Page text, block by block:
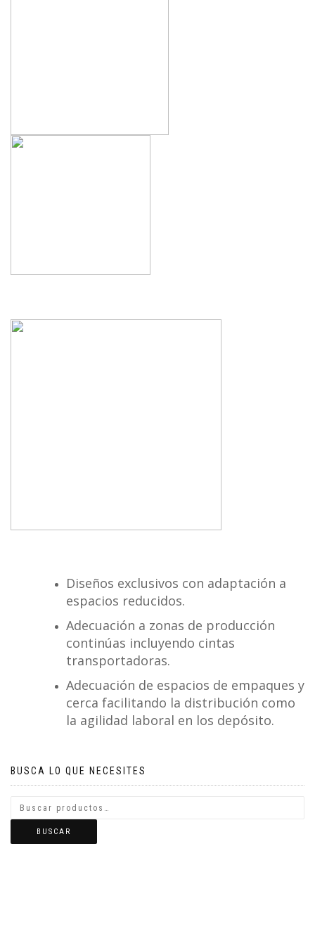
Diseños exclusivos con adaptación a
espacios reducidos.
Adecuación a zonas de producción
continúas incluyendo cintas
transportadoras.
Adecuación de espacios de empaques y
cerca facilitando la distribución como
la agilidad laboral en los depósito.
BUSCA LO QUE NECESITES
BUSCAR